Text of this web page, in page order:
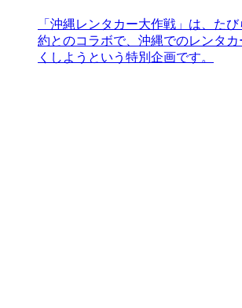
「沖縄レンタカー大作戦」は、た
約とのコラボで、沖縄でのレンタカ
くしようという特別企画です。